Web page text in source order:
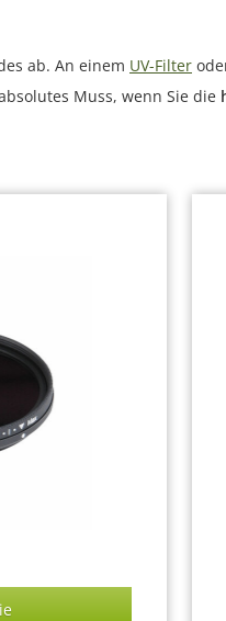
ab. An einem UV-Filter
Muss, wenn Sie die